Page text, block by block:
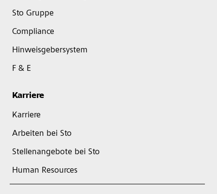
Sto Gruppe
Compliance
Hinweisgebersystem
F & E
Karriere
Karriere
Arbeiten bei Sto
Stellenangebote bei Sto
Human Resources